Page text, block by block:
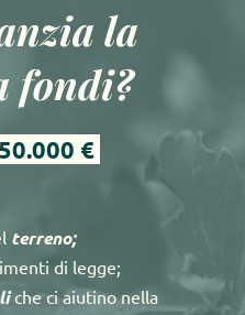
la
fondi?
€
terreno;
di legge;
che ci aiutino nella